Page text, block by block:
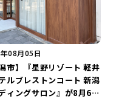
08月05日
潟市】『星野リゾート 軽井
ルブレストンコート 新潟
ィングサロン』が8月6日